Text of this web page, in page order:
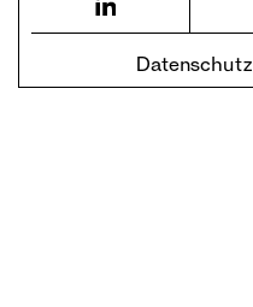
Datenschutz